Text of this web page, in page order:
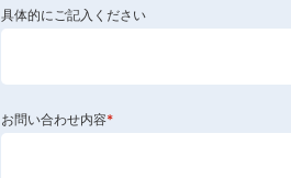
具体的にご記入ください
お問い合わせ内容*